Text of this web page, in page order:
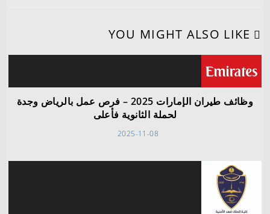
YOU MIGHT ALSO LIKE
وظائف طيران الإمارات 2025 – فرص عمل بالرياض وجدة
لحملة الثانوية فأعلى
2025-11-08